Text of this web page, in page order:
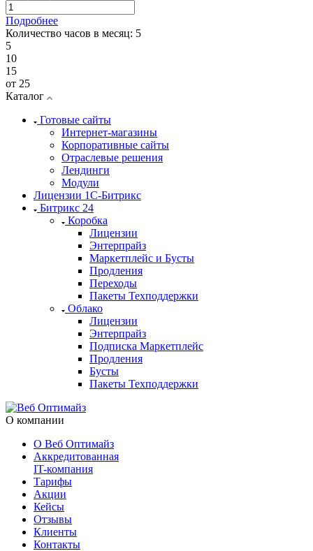
Подробнее
Количество часов в месяц: 5
5
10
15
от 25
Каталог
Готовые сайты
Интернет-магазины
Корпоративные сайты
Отраслевые решения
Лендинги
Модули
Лицензии 1С-Битрикс
Битрикс 24
Коробка
Лицензии
Энтерпрайз
Маркетплейс и Бусты
Продления
Переходы
Пакеты Техподдержки
Облако
Лицензии
Энтерпрайз
Подписка Маркетплейс
Продления
Бусты
Пакеты Техподдержки
О компании
О Веб Оптимайз
Аккредитованная
IT-компания
Тарифы
Акции
Кейсы
Отзывы
Клиенты
Контакты